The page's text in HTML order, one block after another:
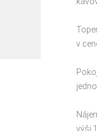
v
výši